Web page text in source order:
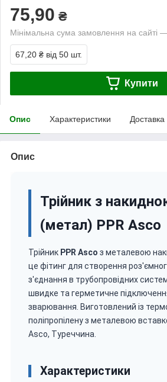
75,90 ₴
Мінімальна сума замовлення на сайті
67,20 ₴ від 50 шт.
Купити
Опис Характеристики Доставка
Опис
Трійник з
(метал) PPR Asco
Трійник PPR Asco з металевою
це фітинг для створення
з'єднання в трубопровідних
швидке та герметичне
зварювання. Виготовлений із
поліпропілену з металевою
Asco, Туреччина.
Характеристики